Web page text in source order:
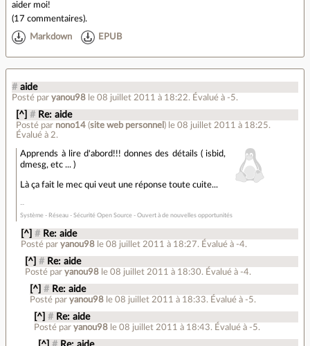
aider moi!
(17 commentaires).
Markdown EPUB
# aide
Posté par yanou98 le 08 juillet 2011 à 18:22. Évalué à -5.
[^] # Re: aide
Posté par nono14 (site web personnel ) le 08 juillet 2011 à 18:25.
Évalué à 2.
Apprends à lire d'abord!!! donnes des détails ( isbid,
dmesg, etc ... )
Là ça fait le mec qui veut une réponse toute cuite...
Système - Réseau - Sécurité Open Source - Ouvert à de nouvelles opportunités
[^] # Re: aide
Posté par yanou98 le 08 juillet 2011 à 18:27. Évalué à -4.
[^] # Re: aide
Posté paryanou98 le 08 juillet 2011 à 18:30. Évalué à -4.
[^] # Re: aide
Posté par yanou98 le 08 juillet 2011 à 18:33. Évalué à -5.
[^] # Re: aide
Posté par yanou98 le 08 juillet 2011 à 18:43. Évalué à -5.